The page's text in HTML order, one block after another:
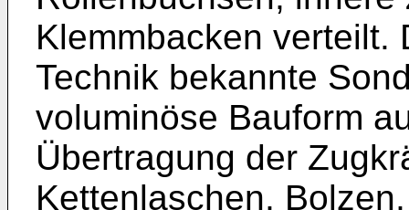
Klemmbacken verteilt.
Technik bekannte
voluminöse Bauform
Übertragung der
Kettenlaschen,